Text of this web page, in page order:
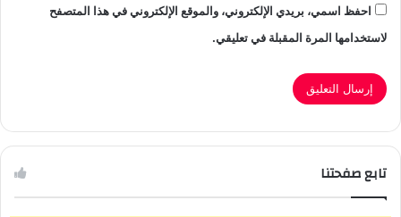
احفظ اسمي، بريدي الإلكتروني، والموقع الإلكتروني في هذا المتصفح
لاستخدامها المرة المقبلة في تعليقي.
تابع صفحتنا